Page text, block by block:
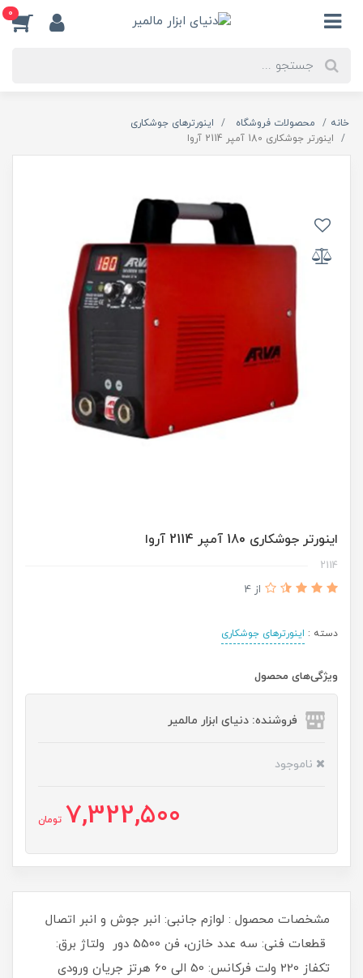
0
خانه محصولات فروشگاه
اینورترهای جوشکاری
اینورتر جوشکاری 180 آمپر 2114 آروا
اینورتر جوشکاری 180 آمپر 2114 آروا
2114
از 4
دسته : اینورترهای جوشکاری
ویژگی‌های محصول
فروشنده: دنیای ابزار مالمیر
ناموجود
7,322,500 تومان
مشخصات محصول : لوازم جانبی: انبر جوش و انبر اتصال
قطعات فنی: سه عدد خازن، فن 5500 دور ولتاژ برق:
تکفاز 220 ولت فرکانس: 50 الی 60 هرتز جریان ورودی